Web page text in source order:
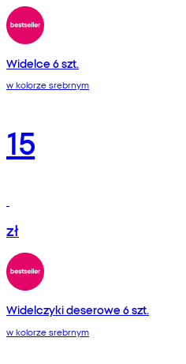
Widelce 6 szt.
w kolorze srebrnym
15
zł
Widelczyki deserowe 6 szt.
w kolorze srebrnym